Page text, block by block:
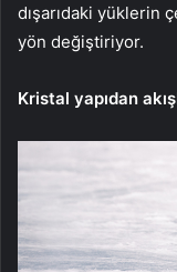
dışarıdaki yüklerin
yön değiştiriyor.
Kristal yapıdan